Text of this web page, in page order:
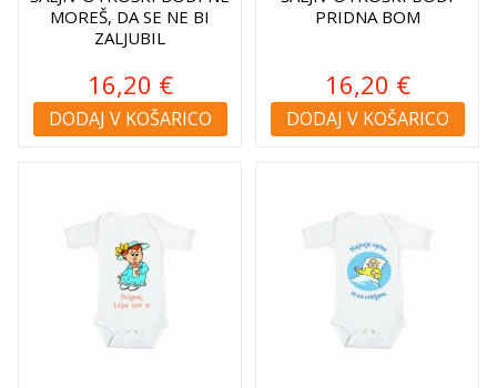
MOREŠ, DA SE NE BI
ZALJUBIL
16,20 €
DODAJ V KOŠARICO
PRIDNA BOM
16,20 €
DODAJ V KOŠARICO